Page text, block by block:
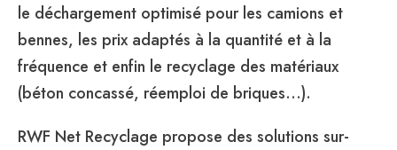
le déchargement optimisé pour les camions et
bennes, les prix adaptés à la quantité et à la
fréquence et enfin le recyclage des matériaux
(béton concassé, réemploi de briques…).
RWF Net Recyclage propose des solutions sur-